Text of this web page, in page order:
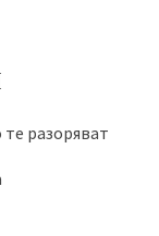
разоряват